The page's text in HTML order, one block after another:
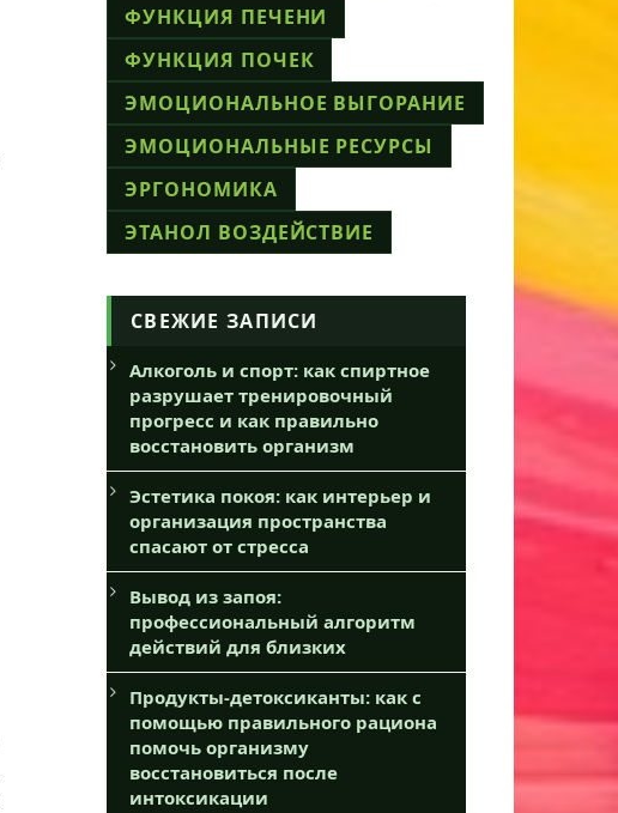
ФУНКЦИЯ ПЕЧЕНИ
ФУНКЦИЯ ПОЧЕК
ЭМОЦИОНАЛЬНОЕ ВЫГОРАНИЕ
ЭМОЦИОНАЛЬНЫЕ РЕСУРСЫ
ЭРГОНОМИКА
ЭТАНОЛ ВОЗДЕЙСТВИЕ
СВЕЖИЕ ЗАПИСИ
Алкоголь и спорт: как спиртное
разрушает тренировочный
прогресс и как правильно
восстановить организм
Эстетика покоя: как интерьер и
организация пространства
спасают от стресса
Вывод из запоя:
профессиональный алгоритм
действий для близких
Продукты-детоксиканты: как с
помощью правильного рациона
помочь организму
восстановиться после
интоксикации